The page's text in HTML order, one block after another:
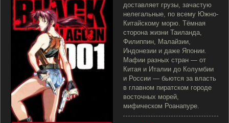
доставляет грузы, зачастую
нелегальные, по всему Южно-
Китайскому морю. Тёмная
сторона жизни Таиланда,
Филиппин, Малайзии,
Индонезии и даже Японии.
Мафии разных стран — от
Китая и Италии до Колумбии
и России — бьются за власть
в главном пиратском городе
восточных морей,
мифическом Роанапуре.